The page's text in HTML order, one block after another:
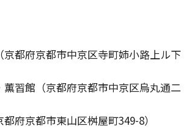
京都府京都市中京区寺町姉小路上ル下
習館（京都府京都市中京区烏丸通二
府京都市東山区桝屋町349-8）